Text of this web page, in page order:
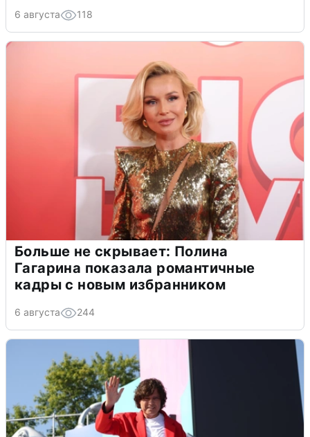
6 августа 118
Больше не скрывает: Полина
Гагарина показала романтичные
кадры с новым избранником
6 августа 244